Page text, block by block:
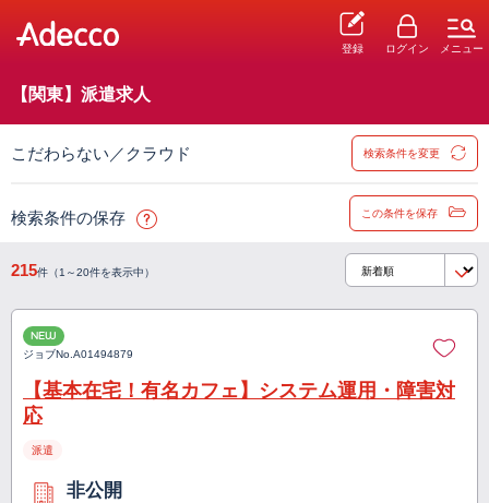
登録 ログイン メニュー
【関東】派遣求人
こだわらない／クラウド 検索条件を変更
検索条件の保存 この条件を保存
215件（1～20件を表示中）
NEW
ジョブNo.A01494879
【基本在宅！有名カフェ】システム運用・障害対
応
派遣
非公開